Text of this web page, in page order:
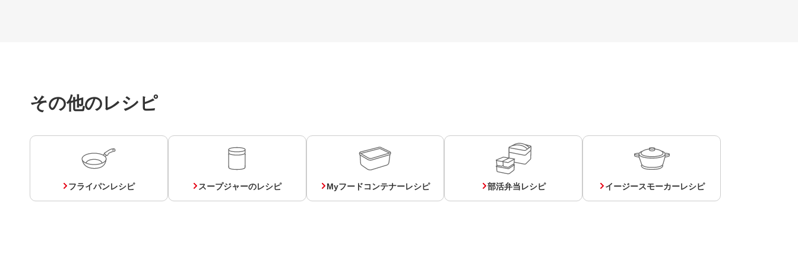
その他のレシピ
フライパンレシピ スープジャーのレシピ Myフードコンテナーレシピ 部活弁当レシピ イージースモーカーレシピ